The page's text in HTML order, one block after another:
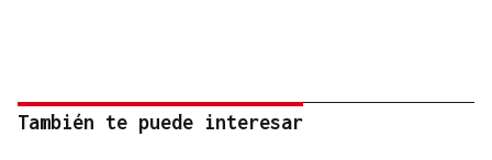
También te puede interesar